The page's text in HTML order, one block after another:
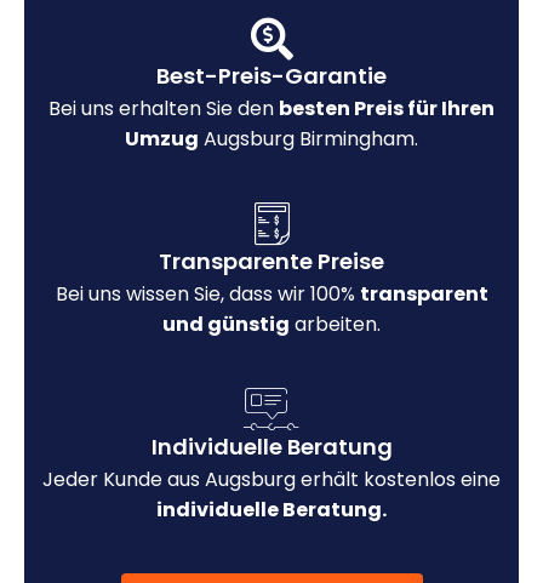
Best-Preis-Garantie
Bei uns erhalten Sie den besten Preis für Ihren
Umzug Augsburg Birmingham.
Transparente Preise
Bei uns wissen Sie, dass wir 100% transparent
und günstig arbeiten.
Individuelle Beratung
Jeder Kunde aus Augsburg erhält kostenlos eine
individuelle Beratung.